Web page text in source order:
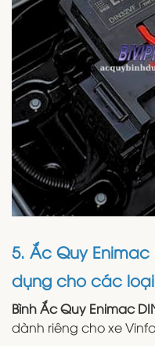
5. Ắc Quy Enimac
dụng cho các
Bình Ắc Quy Enimac
dành riêng cho xe